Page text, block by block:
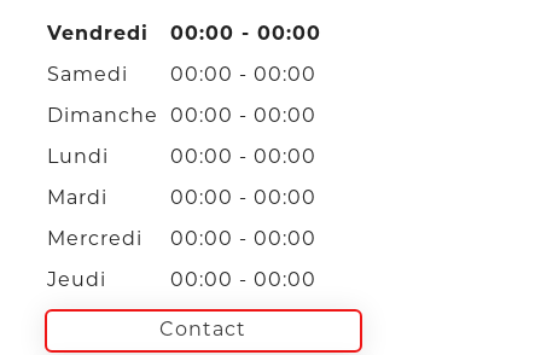
Vendredi 00:00 - 00:00
Samedi 00:00 - 00:00
Dimanche 00:00 - 00:00
Lundi 00:00 - 00:00
Mardi 00:00 - 00:00
Mercredi 00:00 - 00:00
Jeudi 00:00 - 00:00
Contact